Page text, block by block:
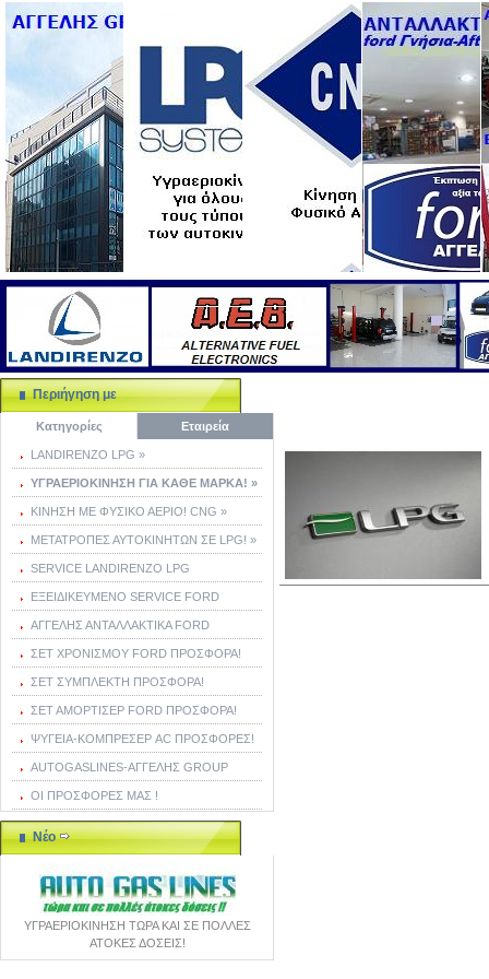
Περιήγηση με
Κατηγορίες Εταιρεία
LANDIRENZO LPG »
ΥΓΡΑΕΡΙΟΚΙΝΗΣΗ ΓΙΑ ΚΑΘΕ ΜΑΡΚΑ! »
ΚΙΝΗΣΗ ΜΕ ΦΥΣΙΚΟ ΑΕΡΙΟ! CNG »
ΜΕΤΑΤΡΟΠΕΣ ΑΥΤΟΚΙΝΗΤΩΝ ΣΕ LPG! »
SERVICE LANDIRENZO LPG
ΕΞΕΙΔΙΚΕΥΜΕΝΟ SERVICE FORD
ΑΓΓΕΛΗΣ ΑΝΤΑΛΛΑΚΤΙΚΑ FORD
ΣΕΤ ΧΡΟΝΙΣΜΟΥ FORD ΠΡΟΣΦΟΡΑ!
ΣΕΤ ΣΥΜΠΛΕΚΤΗ ΠΡΟΣΦΟΡΑ!
ΣΕΤ ΑΜΟΡΤΙΣΕΡ FORD ΠΡΟΣΦΟΡΑ!
ΨΥΓΕΙΑ-ΚΟΜΠΡΕΣΕΡ AC ΠΡΟΣΦΟΡΕΣ!
AUTOGASLINES-ΑΓΓΕΛΗΣ GROUP
ΟΙ ΠΡΟΣΦΟΡΕΣ ΜΑΣ !
Νέο
ΥΓΡΑΕΡΙΟΚΙΝΗΣΗ ΤΩΡΑ ΚΑΙ ΣΕ ΠΟΛΛΕΣ
ΑΤΟΚΕΣ ΔΟΣΕΙΣ!